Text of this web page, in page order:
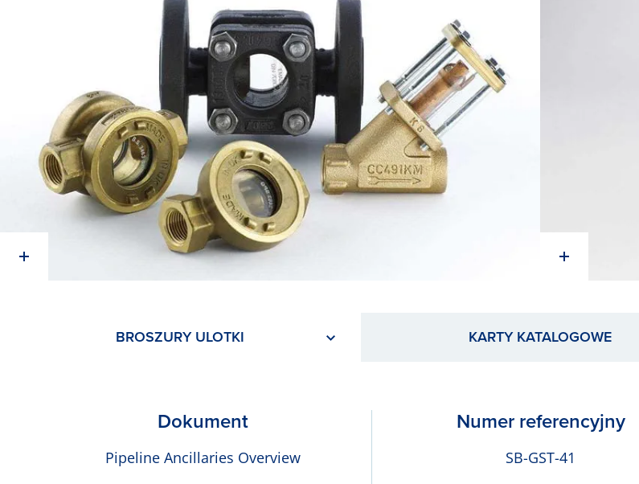
BROSZURY ULOTKI KARTY KATALOGOWE
Dokument
Pipeline Ancillaries Overview
Numer referencyjny
SB-GST-41